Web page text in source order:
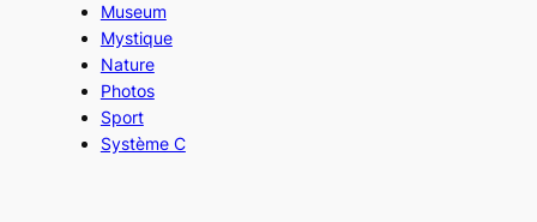
Museum
Mystique
Nature
Photos
Sport
Système C